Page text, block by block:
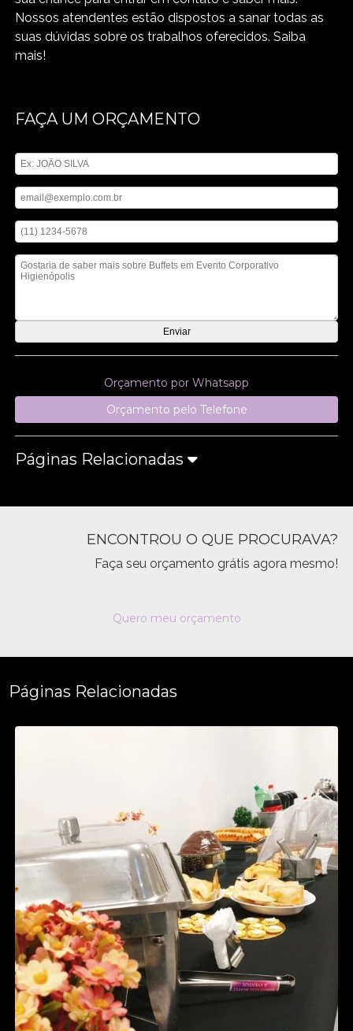
Nossos atendentes estão dispostos a sanar todas as
suas dúvidas sobre os trabalhos oferecidos. Saiba
mais!
FAÇA UM ORÇAMENTO
Orçamento por Whatsapp
Orçamento pelo Telefone
Páginas Relacionadas
ENCONTROU O QUE PROCURAVA?
Faça seu orçamento grátis agora mesmo!
Quero meu orçamento
Páginas Relacionadas